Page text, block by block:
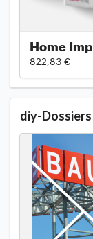
Home
822,83 €
diy-Dossiers